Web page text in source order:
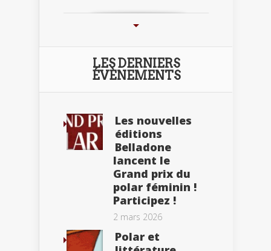
LES DERNIERS
ÉVÈNEMENTS
Les nouvelles
éditions
Belladone
lancent le
Grand prix du
polar féminin !
Participez !
2 mars 2026
Polar et